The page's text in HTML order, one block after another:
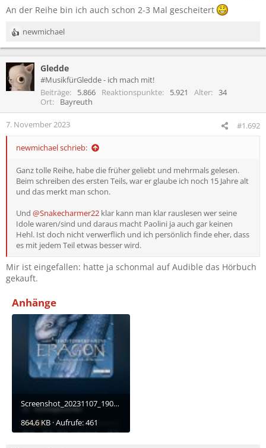
n
An der Reihe bin ich auch schon 2-3 Mal gescheitert
R
e
k
t
i
n
newmichael
Gledde
#MusikfürGledde - ich mach mit!
Beiträge
5.866 Reaktionspunkte 5.921 Alter
34
Ort
Bayreuth
7. November 2023 #1.692
newmichael schrieb:
Ganz tolle Reihe, habe die früher geliebt und mehrmals gelesen.
Beim schreiben des ersten Teils, war er glaube ich noch 15 Jahre alt
und das merkt man schon.
Und @Snakecharmer22 klar kann man klar rauslesen wer seine
Idole waren/sind und daraus macht Paolini ja auch gar keinen
Hehl. Ist doch nicht verwerflich und ich persönlich finde eher, dass
es mit jedem Teil etwas besser wird.
Mir ist eingefallen: hatte ja schonmal auf Audible das Hörbuch
gekauft.
Anhänge
Screenshot_20231107_190311.jpg
864,6 KB · Aufrufe: 461